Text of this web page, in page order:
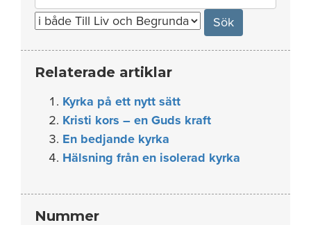
for:
Relaterade artiklar
Kyrka på ett nytt sätt
Kristi kors – en Guds kraft
En bedjande kyrka
Hälsning från en isolerad kyrka
Nummer